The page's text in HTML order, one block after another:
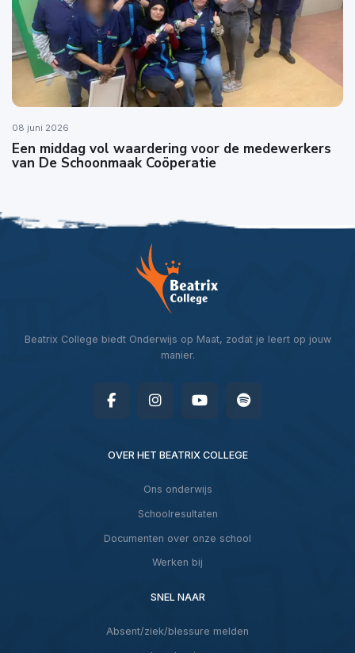
08 juni 2026
Een middag vol waardering voor de medewerkers
van De Schoonmaak Coöperatie
Beatrix College biedt Onderwijs op Maat, zodat je leert op jouw
manier.
OVER HET BEATRIX COLLEGE
Ons onderwijs
Schoolresultaten
Documenten over onze school
Werken bij
SNEL NAAR
Absent/ziek/blessure melden